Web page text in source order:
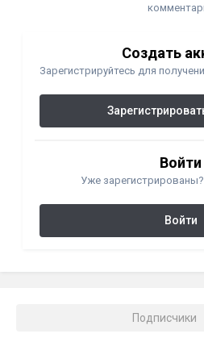
Создать
Зарегистрируйтесь для
Войти
Уже
Войти
Подписчики